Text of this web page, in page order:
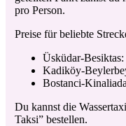
pro Person.
Preise für beliebte
Üsküdar-
Kadiköy-
Bostanci-
Du kannst die
Taksi” bestellen.